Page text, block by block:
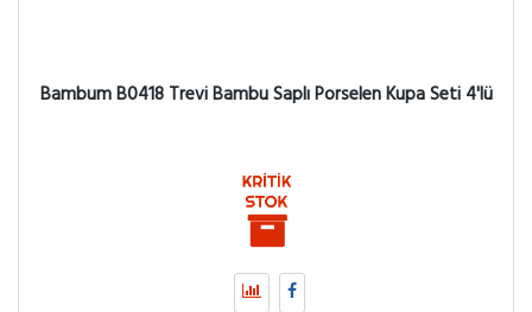
Bambum B0418 Trevi Bambu Saplı Porselen Kupa Seti 4'lü